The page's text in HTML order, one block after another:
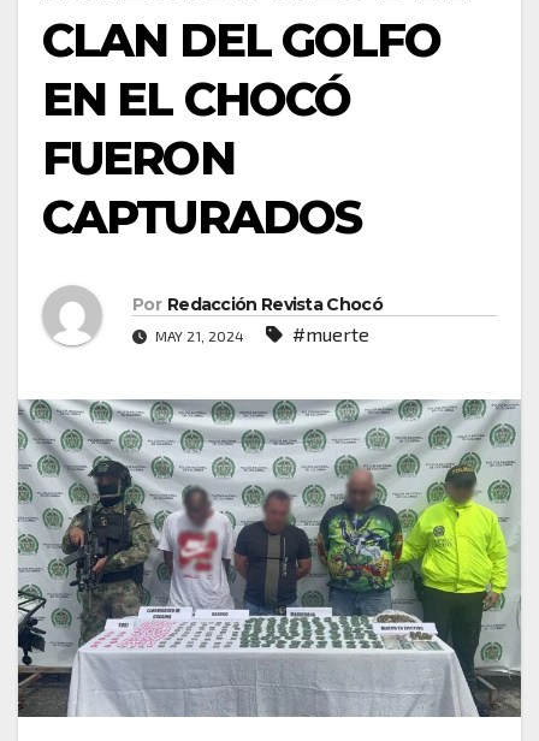
CLAN DEL GOLFO
EN EL CHOCÓ
FUERON
CAPTURADOS
Por Redacción Revista Chocó
MAY 21, 2024 #muerte